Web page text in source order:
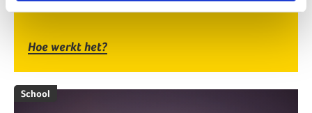
Hoe werkt het?
School